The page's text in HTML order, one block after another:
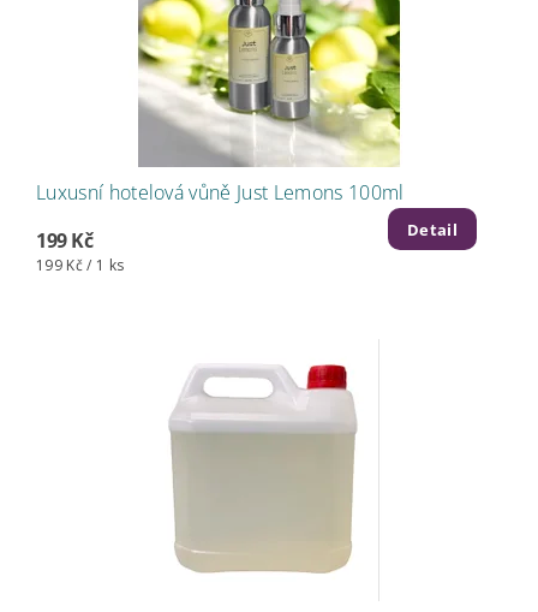
Luxusní hotelová vůně Just Lemons 100ml
199 Kč
199 Kč / 1 ks
Detail